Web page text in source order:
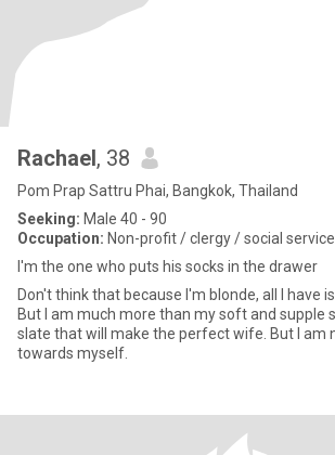
Rachael, 38
Pom Prap Sattru Phai, Bangkok, Thailand
Seeking: Male 40 - 90
Occupation: Non-profit / clergy / social
I'm the one who puts his socks in the drawer
Don't think that because I'm blonde, all I have
But I am much more than my soft and supple
slate that will make the perfect wife. But I am
towards myself.